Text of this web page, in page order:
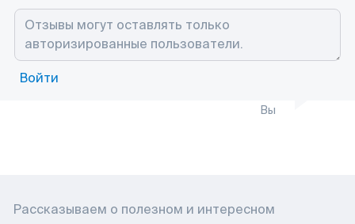
Войти
Вы
Рассказываем о полезном и интересном